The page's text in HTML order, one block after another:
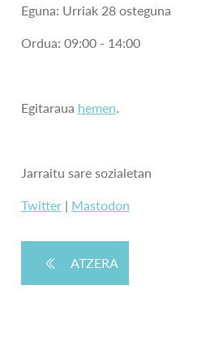
Eguna: Urriak 28 osteguna
Ordua: 09:00 - 14:00
Egitaraua hemen.
Jarraitu sare sozialetan
Twitter| Mastodon
ATZERA